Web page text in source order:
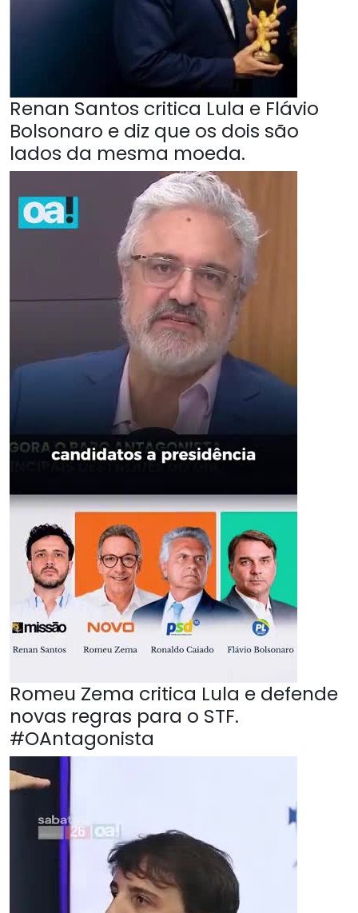
Renan Santos critica Lula e Flávio
Bolsonaro e diz que os dois são
lados da mesma moeda.
Romeu Zema critica Lula e defende
novas regras para o STF.
#OAntagonista